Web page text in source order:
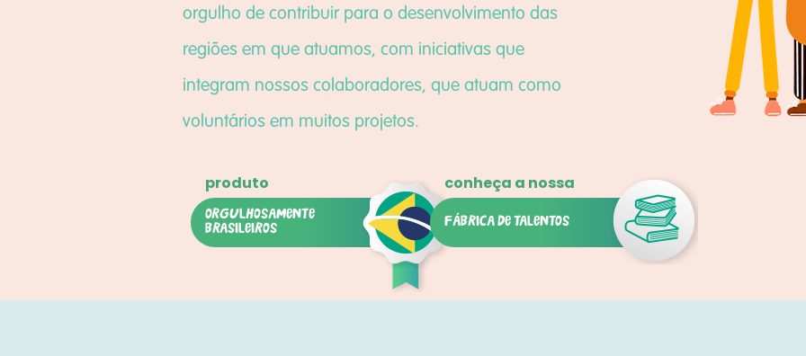
orgulho de contribuir para o desenvolvimento das
regiões em que atuamos, com iniciativas que
integram nossos colaboradores, que atuam como
voluntários em muitos projetos.
orgulhosamente
brasileiros
fábrica de talentos